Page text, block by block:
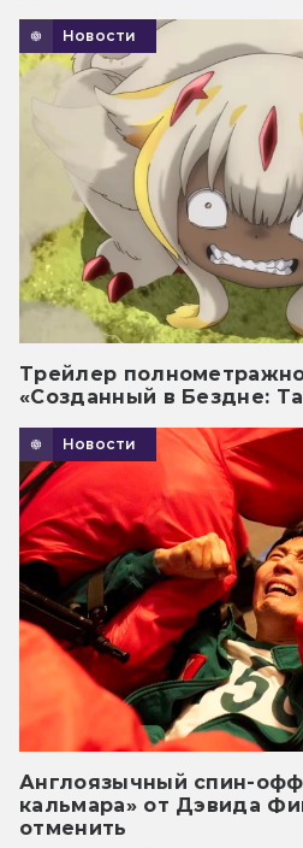
Новости
Трейлер
«Созданный в Бездне:
Новости
Англоязычный спин-
кальмара» от Дэвида
отменить